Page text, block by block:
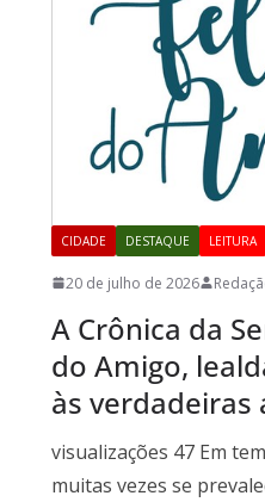
CIDADE DESTAQUE LEITURA
20 de julho de 2026
A Crônica da
do Amigo,
às verdadeiras
visualizações 47 Em
muitas vezes se